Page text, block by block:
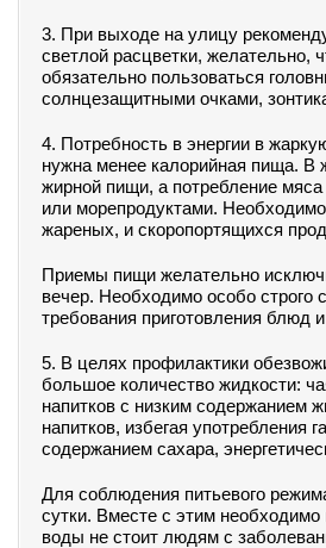
3. При выходе на улицу
светлой расцветки,
обязательно пользоваться
солнцезащитными очками,
4. Потребность в энергии в
нужна менее калорийная пища. В
жирной пищи, а потребление
или морепродуктами.
жареных, и скоропортящихся
Приемы пищи желательно
вечер. Необходимо особо строго
требования приготовления блюд
5. В целях профилактики
большое количество жидкости:
напитков с низким содержанием
напитков, избегая употребления
содержанием сахара,
Для соблюдения питьевого
сутки. Вместе с этим необходимо
воды не стоит людям с